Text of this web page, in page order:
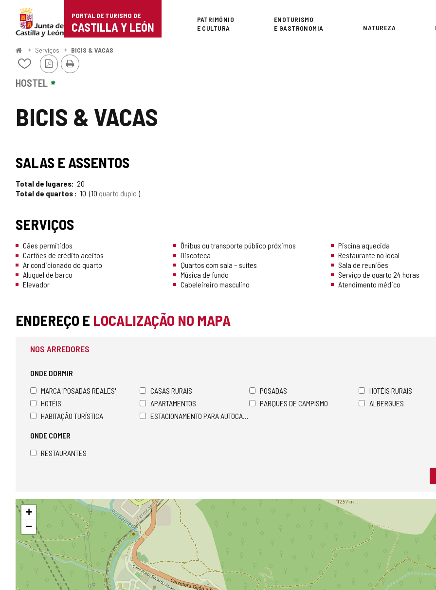
Portal
de
Turismo
Castilla
León
PORTAL DE TURISMO DE
CASTILLA Y LEÓN
Superior
PATRIMÓNIO
E CULTURA
ENOTURISMO
E GASTRONOMIA
NATUREZA
ComeçoServiços BICIS & VACAS
BICIS & VACAS
Adicionar
remover
cadernos
Versão
PDF
Imprimir
HOSTEL
SALAS E ASSENTOS
Total de lugares 20
Total de quartos
10 10 quarto duplo
SERVIÇOS
Cães permitidos
Cartões de crédito aceitos
Ar condicionado do quarto
Aluguel de barco
Elevador
Ônibus ou transporte público próximos
Discoteca
Quartos com sala – suítes
Música de fundo
Cabeleireiro masculino
Piscina aquecida
Restaurante no local
Sala de reuniões
Serviço de quarto 24 horas
Atendimento médico
ENDEREÇO E LOCALIZAÇÃO NO MAPA
NOS ARREDORES
ONDE DORMIR
MARCA 'POSADAS REALES'
CASAS RURAIS POSADAS
HOTÉIS RURAIS
HOTÉIS
APARTAMENTOS PARQUES DE CAMPISMO
ALBERGUES
HABITAÇÃO TURÍSTICA
ESTACIONAMENTO PARA AUTOCARAVANAS
ONDE COMER
RESTAURANTES
Pular
mapa
+
−